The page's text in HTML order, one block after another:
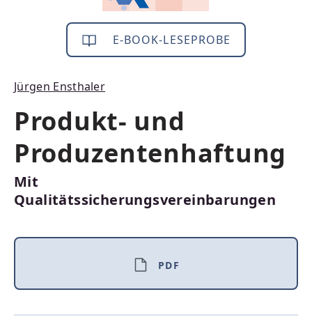
E-BOOK-LESEPROBE
Jürgen Ensthaler
Produkt- und
Produzentenhaftung
Mit
Qualitätssicherungsvereinbarungen
PDF